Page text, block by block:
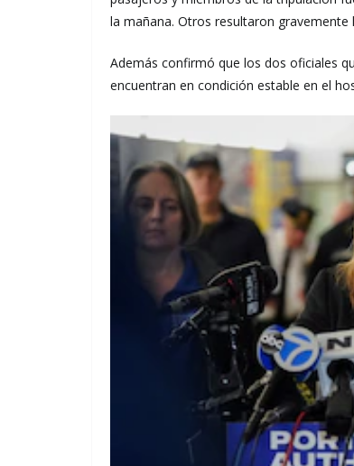
la mañana. Otros resultaron gravemente
Además confirmó que los dos oficiales
encuentran en condición estable en el